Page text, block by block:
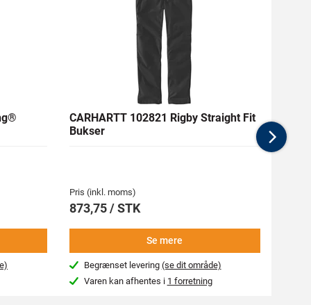
CARHARTT 102821 Rigby Straight Fit
Bukser
Pris (inkl. moms)
873,75 / STK
Se mere
Begrænset levering (se dit område)
Varen kan afhentes i 1 forretning